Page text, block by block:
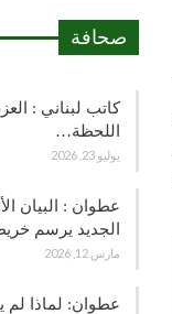
صحافة
كاتب لبناني :
اللحظة…
يوليو 23, 2026
عطوان : البيان
الجديد يرسم
مارس 12, 2026
عطوان: لماذا لم